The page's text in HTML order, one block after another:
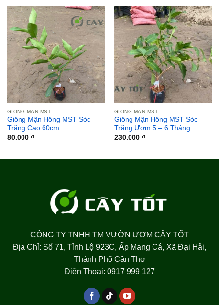
GIỐNG MẬN MST
Giống Mận Hồng MST Sóc
Trăng Cao 60cm
80.000 ₫
GIỐNG MẬN MST
Giống Mận Hồng MST Sóc
Trăng Ươm 5 – 6 Tháng
230.000 ₫
CÔNG TY TNHH TM VƯỜN ƯƠM CÂY TỐT
Địa Chỉ: Số 71, Tỉnh Lộ 923C, Ấp Mang Cá, Xã Đại Hải,
Thành Phố Cần Thơ
Điện Thoại: 0917 999 127